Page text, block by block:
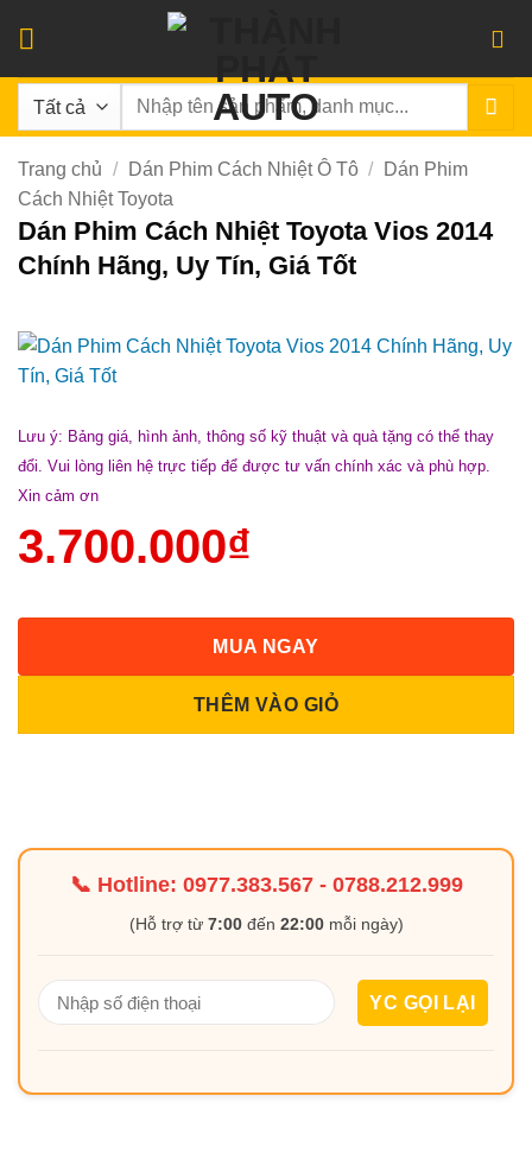
qua
nội
dung
Tìm
Trang chủ / Dán Phim Cách Nhiệt Ô Tô /
Dán Phim
Cách Nhiệt Toyota
Dán Phim Cách Nhiệt Toyota Vios 2014
Chính Hãng, Uy Tín, Giá Tốt
Lưu ý: Bảng giá, hình ảnh, thông số kỹ thuật và quà tặng có thể thay
đổi. Vui lòng liên hệ trực tiếp để được tư vấn chính xác và phù hợp.
Xin cảm ơn
3.700.000₫
THÊM VÀO GIỎ
MUA NGAY
📞 Hotline: 0977.383.567- 0788.212.999
(Hỗ trợ từ 7:00đến 22:00mỗi ngày)